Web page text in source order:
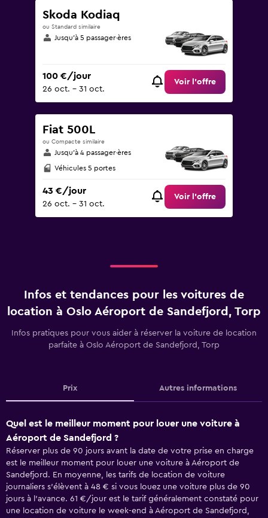
Skoda Kodiaq
ou Standard similaire
Jusqu’à 5 passager·ères
100 €/jour
26 oct. - 31 oct.
Voir l’offre
Fiat 500L
ou Compacte similaire
Jusqu’à 4 passager·ères
Véhicules 5 portes
43 €/jour
26 oct. - 31 oct.
Voir l’offre
Infos et tendances pour les voitures de
location à Oslo Aéroport de Sandefjord, Torp
Infos pratiques pour vous aider à réserver la voiture de location
parfaite à Oslo Aéroport de Sandefjord, Torp
Prix Autres informations
Quel est le meilleur moment pour louer une voiture à
Aéroport de Sandefjord ?
Réserver plus de 90 jours avant la date de votre prise en charge
est le meilleur moment pour louer une voiture à Aéroport de
Sandefjord. En moyenne, les tarifs de location de voiture
journaliers s'élèvent à 48 € si vous louez une voiture plus de 90
jours à l'avance. 61 €/jour est le tarif généralement constaté pour
une location de voiture le week-end à Aéroport de Sandefjord,